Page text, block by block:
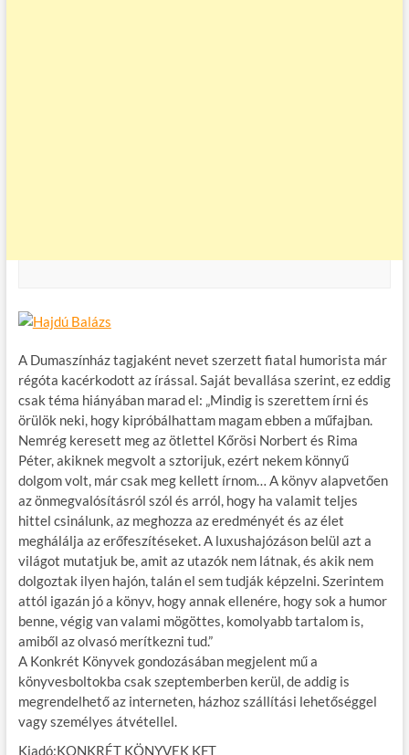
A Dumaszínház tagjaként nevet szerzett fiatal humorista már
régóta kacérkodott az írással. Saját bevallása szerint, ez eddig
csak téma hiányában marad el: „Mindig is szerettem írni és
örülök neki, hogy kipróbálhattam magam ebben a műfajban.
Nemrég keresett meg az ötlettel Kőrösi Norbert és Rima
Péter, akiknek megvolt a sztorijuk, ezért nekem könnyű
dolgom volt, már csak meg kellett írnom… A könyv alapvetően
az önmegvalósításról szól és arról, hogy ha valamit teljes
hittel csinálunk, az meghozza az eredményét és az élet
meghálálja az erőfeszítéseket. A luxushajózáson belül azt a
világot mutatjuk be, amit az utazók nem látnak, és akik nem
dolgoztak ilyen hajón, talán el sem tudják képzelni. Szerintem
attól igazán jó a könyv, hogy annak ellenére, hogy sok a humor
benne, végig van valami mögöttes, komolyabb tartalom is,
amiből az olvasó merítkezni tud.”
A Konkrét Könyvek gondozásában megjelent mű a
könyvesboltokba csak szeptemberben kerül, de addig is
megrendelhető az interneten, házhoz szállítási lehetőséggel
vagy személyes átvétellel.
Kiadó:KONKRÉT KÖNYVEK KFT